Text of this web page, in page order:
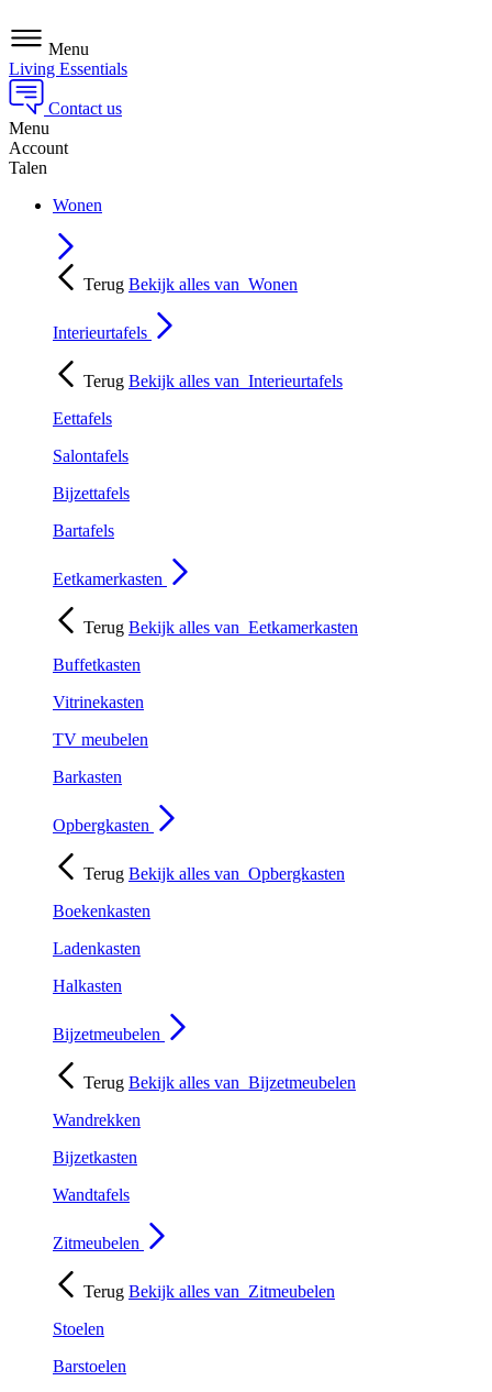
Menu
Living Essentials
Contact us
Menu
Account
Talen
Wonen
Terug Bekijk alles van Wonen
Interieurtafels
Terug Bekijk alles van Interieurtafels
Eettafels
Salontafels
Bijzettafels
Bartafels
Eetkamerkasten
Terug Bekijk alles van Eetkamerkasten
Buffetkasten
Vitrinekasten
TV meubelen
Barkasten
Opbergkasten
Terug Bekijk alles van Opbergkasten
Boekenkasten
Ladenkasten
Halkasten
Bijzetmeubelen
Terug Bekijk alles van Bijzetmeubelen
Wandrekken
Bijzetkasten
Wandtafels
Zitmeubelen
Terug Bekijk alles van Zitmeubelen
Stoelen
Barstoelen